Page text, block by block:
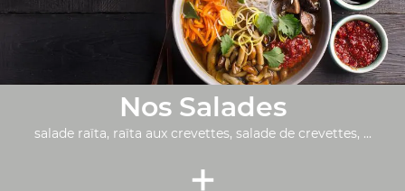
Nos Salades
salade raïta, raïta aux crevettes, salade de crevettes, ...
+